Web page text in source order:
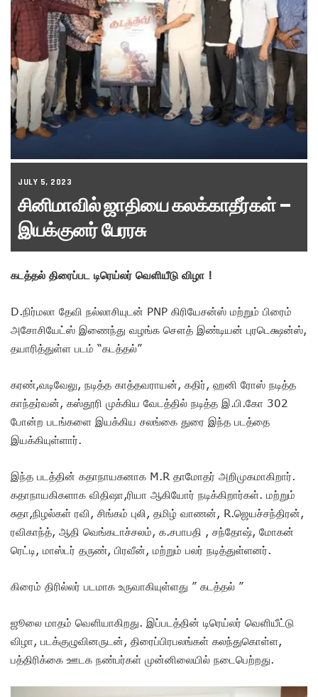
JULY 5, 2023
சினிமாவில் ஜாதியை கலக்காதீர்கள் –
இயக்குனர் பேரரசு
கடத்தல் திரைப்பட டிரெய்லர் வெளியீடு விழா !
D.நிர்மலா தேவி நல்லாசியுடன் PNP கிரியேசன்ஸ் மற்றும் பிரைம்
அசோசியேட்ஸ் இணைந்து வழங்க சௌத் இண்டியன் புரடெக்ஷன்ஸ்,
தயாரித்துள்ள படம் “கடத்தல்”
கரண்,வடிவேலு, நடித்த காத்தவராயன், கதிர், ஹனி ரோஸ் நடித்த
காந்தர்வன், கஸ்தூரி முக்கிய வேடத்தில் நடித்த இ.பி.கோ 302
போன்ற படங்களை இயக்கிய சலங்கை துரை இந்த படத்தை
இயக்கியுள்ளார்.
இந்த படத்தின் கதாநாயகனாக M.R தாமோதர் அறிமுகமாகிறார்.
கதாநாயகிகளாக விதிஷா,ரியா ஆகியோர் நடிக்கிறார்கள். மற்றும்
சுதா,நிழல்கள் ரவி, சிங்கம் புலி, தமிழ் வாணன், R.ஜெயச்சந்திரன்,
ரவிகாந்த், ஆதி வெங்கடாச்சலம், க.சபாபதி , சந்தோஷ், மோகன்
ரெட்டி, மாஸ்டர் தருண், பிரவீன், மற்றும் பலர் நடித்துள்ளனர்.
கிரைம் திரில்லர் படமாக உருவாகியுள்ளது ” கடத்தல் ”
ஜூலை மாதம் வெளியாகிறது. இப்படத்தின் டிரெய்லர் வெளியீட்டு
விழா, படக்குழுவினருடன், திரைப்பிரபலங்கள் கலந்துகொள்ள,
பத்திரிக்கை ஊடக நண்பர்கள் முன்னிலையில் நடைபெற்றது.